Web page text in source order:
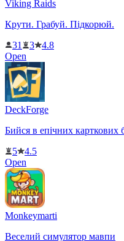
Viking Raids
Крути. Грабуй. Підкорюй.
31
3
4.8
Open
DeckForge
Бийся в епічних карткових
5
4.5
Open
Monkeymarti
Веселий симулятор мавпи